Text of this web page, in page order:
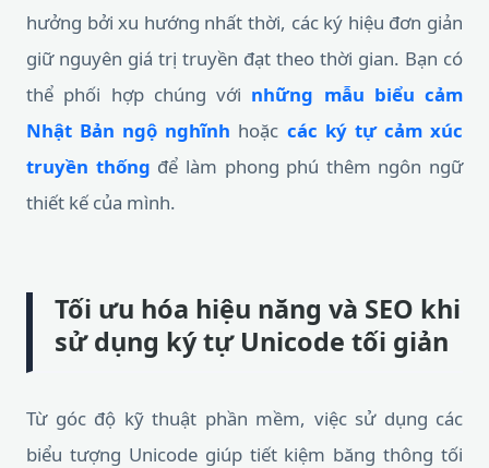
hưởng bởi xu hướng nhất thời, các ký hiệu đơn giản
giữ nguyên giá trị truyền đạt theo thời gian. Bạn có
thể phối hợp chúng với những mẫu biểu cảm
Nhật Bản ngộ nghĩnh hoặc các ký tự cảm xúc
truyền thống để làm phong phú thêm ngôn ngữ
thiết kế của mình.
Tối ưu hóa hiệu năng và SEO khi
sử dụng ký tự Unicode tối giản
Từ góc độ kỹ thuật phần mềm, việc sử dụng các
biểu tượng Unicode giúp tiết kiệm băng thông tối